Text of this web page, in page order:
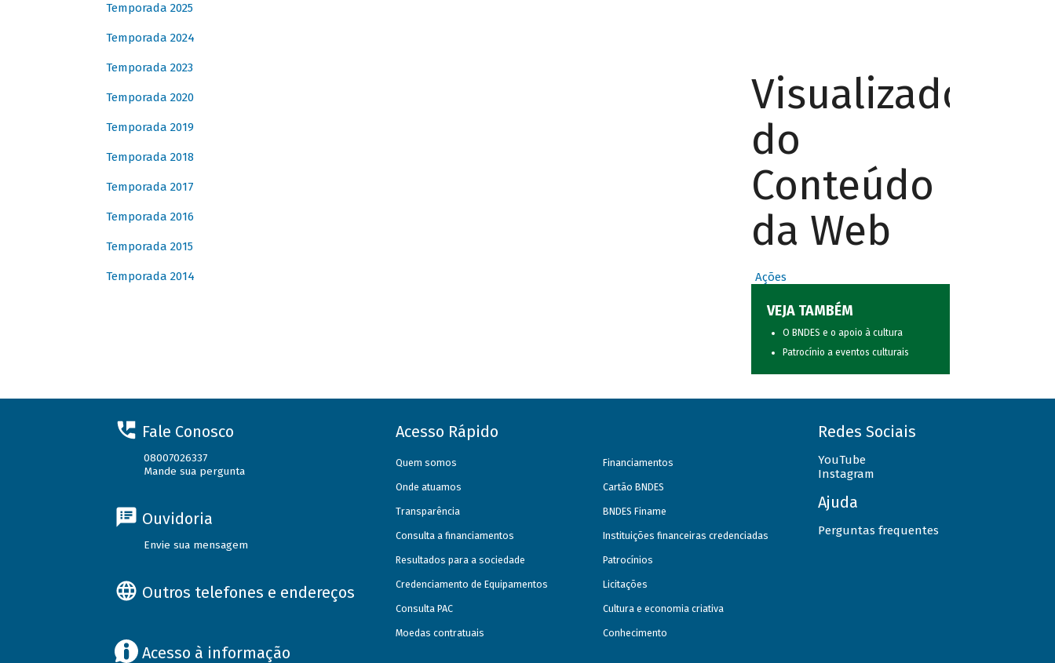
Temporada 2025
Temporada 2024
Temporada 2023
Temporada 2020
Temporada 2019
Temporada 2018
Temporada 2017
Temporada 2016
Temporada 2015
Temporada 2014
Visualizador
do
Conteúdo
da Web
Ações
VEJA TAMBÉM
O BNDES e o apoio à cultura
Patrocínio a eventos culturais
Fale Conosco
08007026337
Mande sua pergunta
Ouvidoria
Envie sua mensagem
Outros telefones e endereços
Acesso à informação
Acesso Rápido
Quem somos
Onde atuamos
Transparência
Consulta a financiamentos
Resultados para a sociedade
Credenciamento de Equipamentos
Consulta PAC
Moedas contratuais
Financiamentos
Cartão BNDES
BNDES Finame
Instituições financeiras credenciadas
Patrocínios
Licitações
Cultura e economia criativa
Conhecimento
Redes Sociais
YouTube
Instagram
Ajuda
Perguntas frequentes